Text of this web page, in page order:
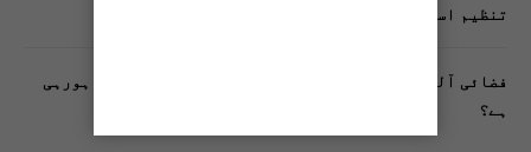
تنظیم اسلامی کے زیرِ اہتمام ملک گیر آگاہی مہم!
فضائی آلودگی انسانی دماغ کیلیے کیسے خطرناک ثابت ہورہی
ہے؟